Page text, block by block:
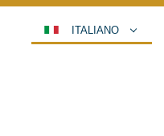
ITALIANO